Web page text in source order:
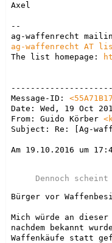
Axel
--
ag-waffenrecht AT
The list homepage:
Message-ID: <
Date: Wed, 19 Oct
From: Guido Körber
Subject: Re: [Ag-
Am 19.10.2016 um
Bürger vor
Mich würde an
nachdem bekannt
Waffenkäufe statt